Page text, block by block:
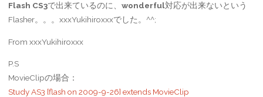
Flash CS3で出来ているのに、 wonderful対応が出来ないという
Flasher。。。xxxYukihiroxxxでした。^^;
From xxxYukihiroxxx
P.S
MovieClipの場合：
Study AS3 [flash on 2009-9-26] extends MovieClip